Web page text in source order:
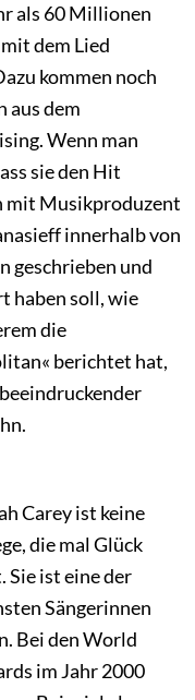
als 60 Millionen
dem Lied
kommen noch
aus dem
Wenn man
sie den Hit
mit Musikproduzent
innerhalb von
geschrieben und
haben soll, wie
die
berichtet hat,
Carey ist keine
die mal Glück
Sie ist eine der
Sängerinnen
Bei den World
im Jahr 2000